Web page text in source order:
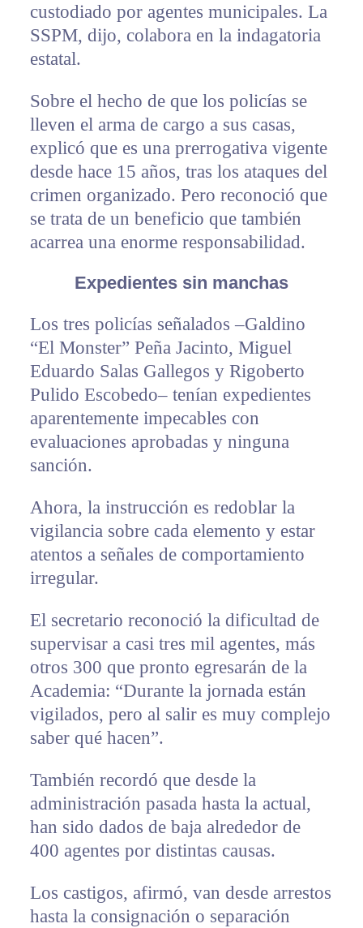
custodiado por agentes municipales. La
SSPM, dijo, colabora en la indagatoria
estatal.
Sobre el hecho de que los policías se
lleven el arma de cargo a sus casas,
explicó que es una prerrogativa vigente
desde hace 15 años, tras los ataques del
crimen organizado. Pero reconoció que
se trata de un beneficio que también
acarrea una enorme responsabilidad.
Expedientes sin manchas
Los tres policías señalados –Galdino
“El Monster” Peña Jacinto, Miguel
Eduardo Salas Gallegos y Rigoberto
Pulido Escobedo– tenían expedientes
aparentemente impecables con
evaluaciones aprobadas y ninguna
sanción.
Ahora, la instrucción es redoblar la
vigilancia sobre cada elemento y estar
atentos a señales de comportamiento
irregular.
El secretario reconoció la dificultad de
supervisar a casi tres mil agentes, más
otros 300 que pronto egresarán de la
Academia: “Durante la jornada están
vigilados, pero al salir es muy complejo
saber qué hacen”.
También recordó que desde la
administración pasada hasta la actual,
han sido dados de baja alrededor de
400 agentes por distintas causas.
Los castigos, afirmó, van desde arrestos
hasta la consignación o separación